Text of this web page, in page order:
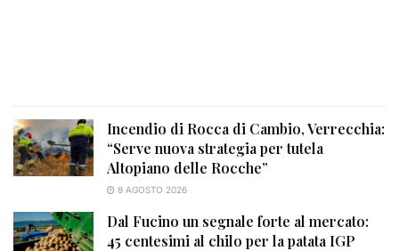
Incendio di Rocca di Cambio, Verrecchia:
“Serve nuova strategia per tutela
Altopiano delle Rocche”
8 AGOSTO 2026
Dal Fucino un segnale forte al mercato:
45 centesimi al chilo per la patata IGP